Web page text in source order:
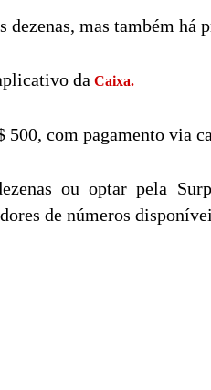
mas também há
da Caixa.
com pagamento via
ou optar pela
de números